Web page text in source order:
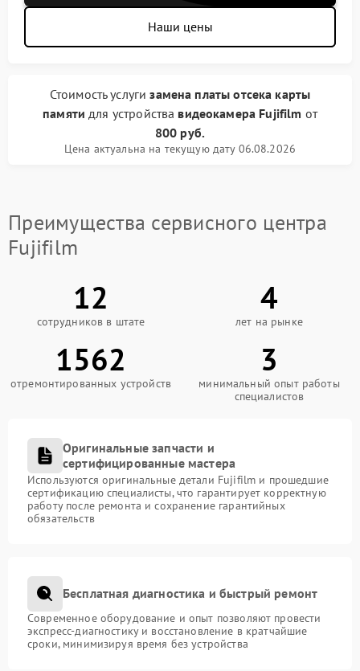
Наши цены
Стоимость услугизамена платы отсека карты
памяти для устройства видеокамера Fujifilm от
800 руб.
Цена актуальна на текущую дату 06.08.2026
Преимущества сервисного центра
Fujifilm
12
сотрудников в штате
4
лет на рынке
1562
отремонтированных устройств
3
минимальный опыт работы
специалистов
Оригинальные запчасти и
сертифицированные мастера
Используются оригинальные детали Fujifilm и прошедшие
сертификацию специалисты, что гарантирует корректную
работу после ремонта и сохранение гарантийных
обязательств
Бесплатная диагностика и быстрый ремонт
Современное оборудование и опыт позволяют провести
экспресс-диагностику и восстановление в кратчайшие
сроки, минимизируя время без устройства